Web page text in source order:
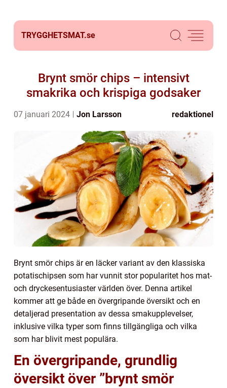
TRYGGHETSMAT.se
Brynt smör chips – intensivt
smakrika och krispiga godsaker
07 januari 2024 Jon Larsson redaktionel
Brynt smör chips är en läcker variant av den klassiska
potatischipsen som har vunnit stor popularitet hos mat-
och dryckesentusiaster världen över. Denna artikel
kommer att ge både en övergripande översikt och en
detaljerad presentation av dessa smakupplevelser,
inklusive vilka typer som finns tillgängliga och vilka
som har blivit mest populära.
En övergripande, grundlig
översikt över ”brynt smör